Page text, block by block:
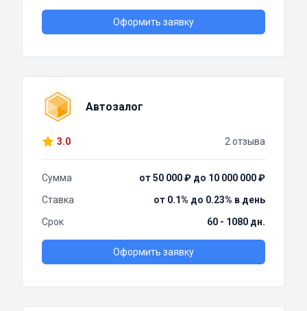
Оформить заявку
Автозалог
3.0 2 отзыва
Сумма
от 50 000 ₽ до 10 000 000 ₽
Ставка
от 0.1% до 0.23% в день
Срок
60 - 1080 дн.
Оформить заявку